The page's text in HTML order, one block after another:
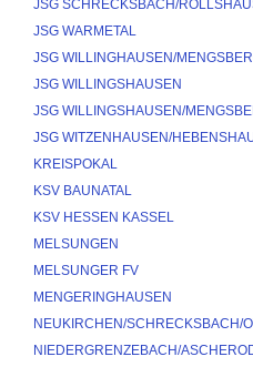
JSG SCHRECKSBACH/
JSG WARMETAL
JSG WILLINGHAUSEN/
JSG WILLINGSHAUSEN
JSG WILLINGSHAUSEN/
JSG WITZENHAUSEN/
KREISPOKAL
KSV BAUNATAL
KSV HESSEN KASSEL
MELSUNGEN
MELSUNGER FV
MENGERINGHAUSEN
NEUKIRCHEN/SCHRECKSBACH/
NIEDERGRENZEBACH/